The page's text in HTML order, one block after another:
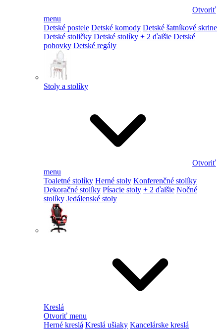
Otvoriť
menu
Detské postele Detské komody Detské šatníkové skrine
Detské stoličky Detské stolíky + 2 ďalšie Detské
pohovky Detské regály
Stoly a stolíky
Otvoriť
menu
Toaletné stolíky Herné stoly Konferenčné stolíky
Dekoračné stolíky Písacie stoly + 2 ďalšie Nočné
stolíky Jedálenské stoly
Kreslá
Otvoriť menu
Herné kreslá Kreslá ušiaky Kancelárske kreslá